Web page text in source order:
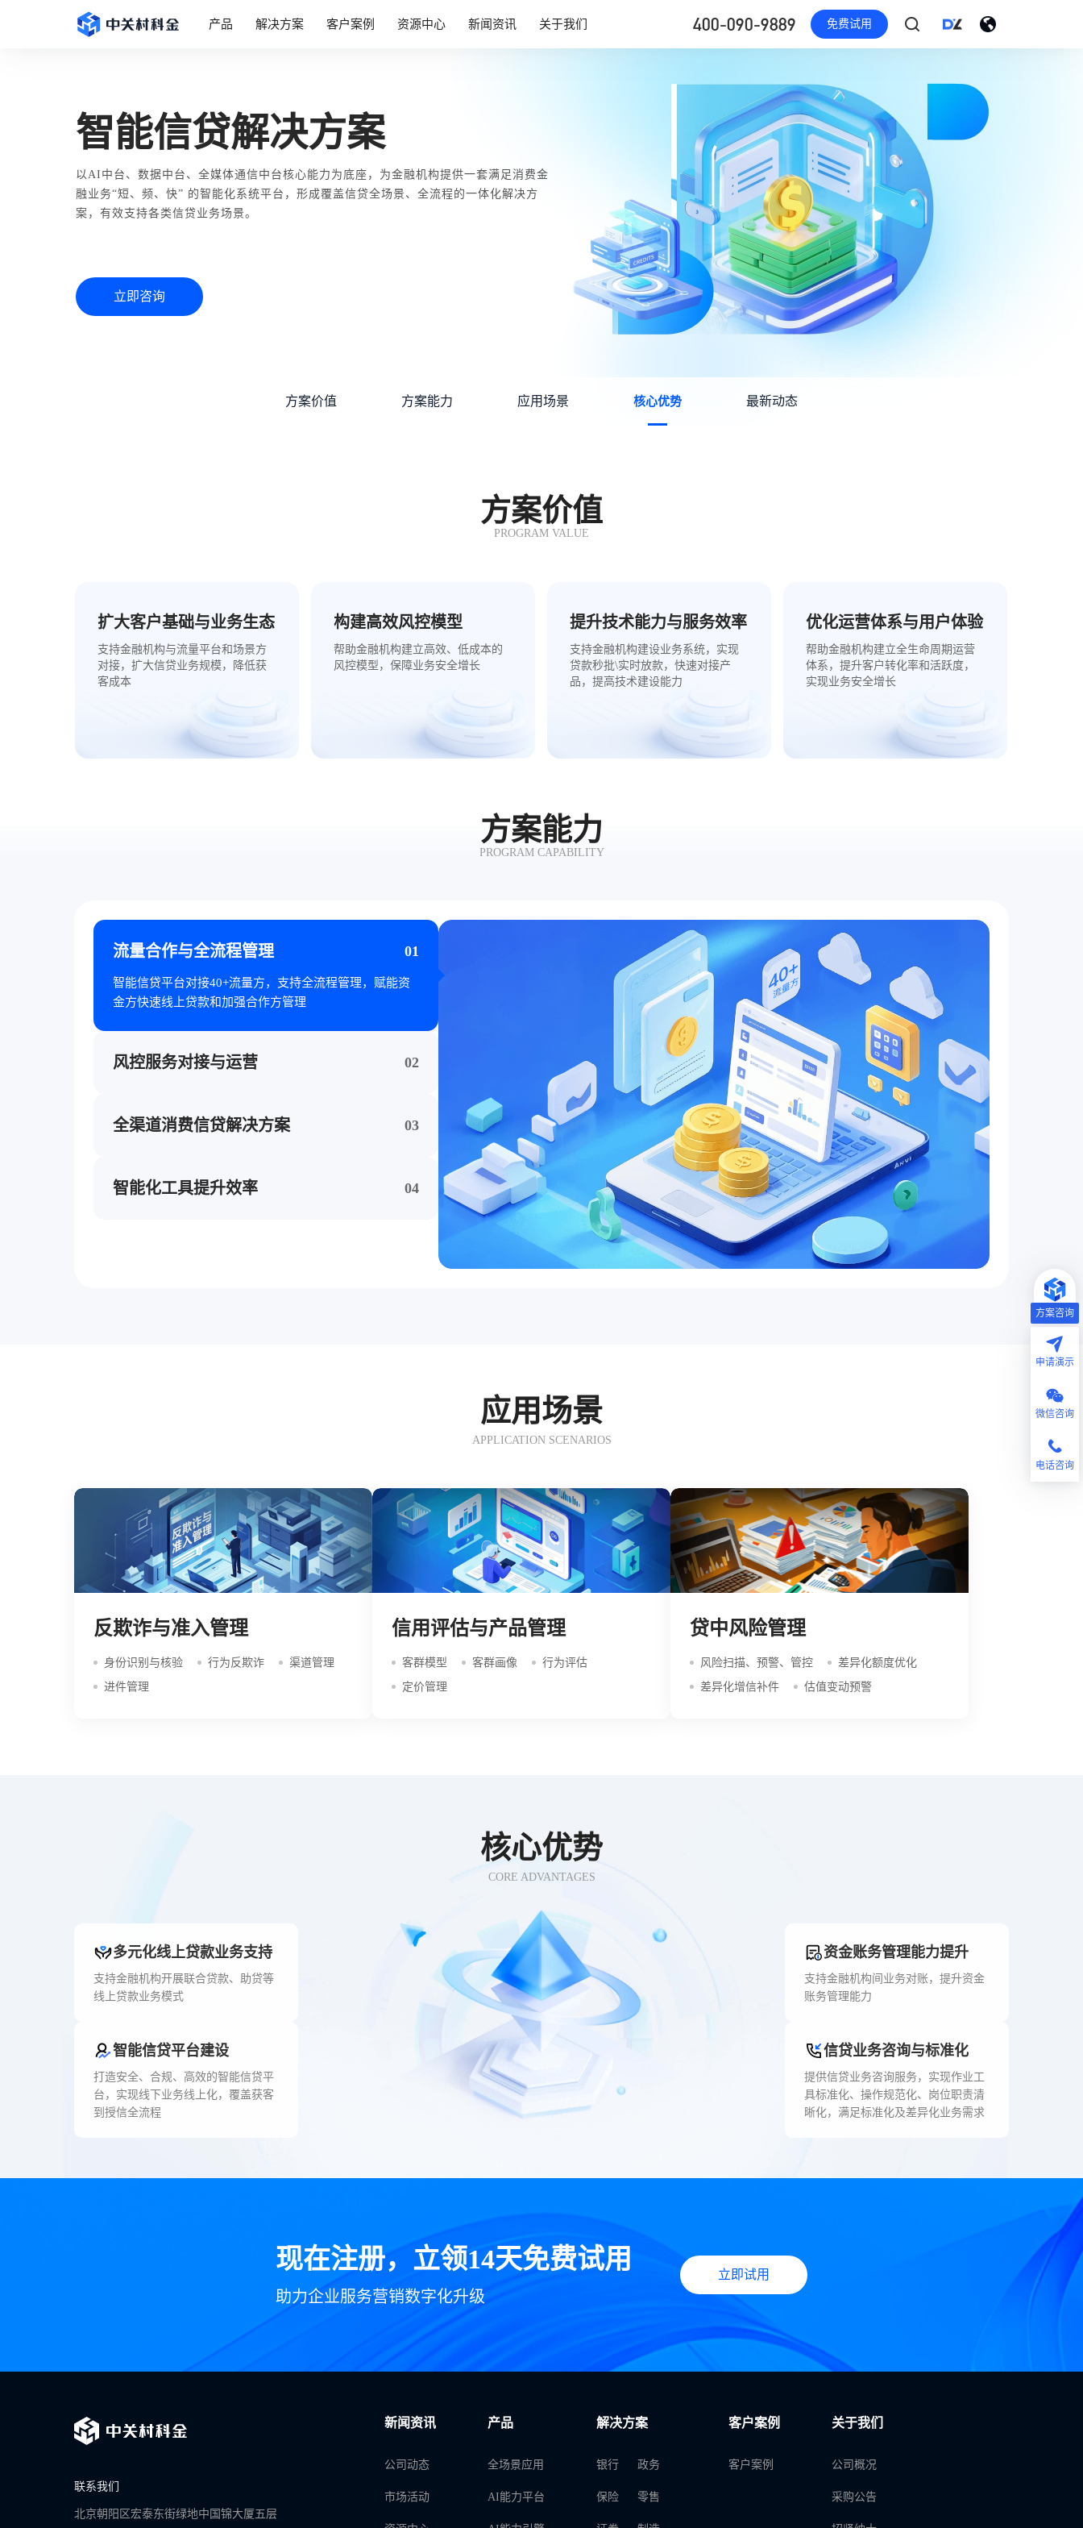
产品 解决方案 客户案例 资源中心 新闻资讯 关于我们 400-090-9889 免费试用
智能信贷解决方案
以AI中台、数据中台、全媒体通信中台核心能力为底座，为金融机构提供一套满足消费金
融业务“短、频、快” 的智能化系统平台，形成覆盖信贷全场景、全流程的一体化解决方
案，有效支持各类信贷业务场景。
立即咨询
方案价值 方案能力 应用场景 核心优势 最新动态
方案价值
PROGRAM VALUE
扩大客户基础与业务生态
支持金融机构与流量平台和场景方
对接，扩大信贷业务规模，降低获
客成本
构建高效风控模型
帮助金融机构建立高效、低成本的
风控模型，保障业务安全增长
提升技术能力与服务效率
支持金融机构建设业务系统，实现
贷款秒批\实时放款，快速对接产
品，提高技术建设能力
优化运营体系与用户体验
帮助金融机构建立全生命周期运营
体系，提升客户转化率和活跃度，
实现业务安全增长
方案能力
PROGRAM CAPABILITY
流量合作与全流程管理 01
智能信贷平台对接40+流量方，支持全流程管理，赋能资
金方快速线上贷款和加强合作方管理
风控服务对接与运营 02
全渠道消费信贷解决方案 03
APP、小程序和物联网终端，快速对接资金方内部系统
智能化工具提升效率 04
应用场景
APPLICATION SCENARIOS
反欺诈与准入管理
身份识别与核验 行为反欺诈
渠道管理
进件管理
信用评估与产品管理
客群模型 客群画像
行为评估
定价管理
贷中风险管理
风险扫描、预警、管控
差异化额度优化
差异化增信补件
估值变动预警
核心优势
CORE ADVANTAGES
多元化线上贷款业务支持
支持金融机构开展联合贷款、助贷等
线上贷款业务模式
智能信贷平台建设
打造安全、合规、高效的智能信贷平
台，实现线下业务线上化，覆盖获客
到授信全流程
资金账务管理能力提升
支持金融机构间业务对账，提升资金
账务管理能力
信贷业务咨询与标准化
提供信贷业务咨询服务，实现作业工
具标准化、操作规范化、岗位职责清
晰化，满足标准化及差异化业务需求
现在注册，立领14天免费试用
助力企业服务营销数字化升级
立即试用
联系我们
北京朝阳区宏泰东街绿地中国锦大厦五层
新闻资讯
公司动态
市场活动
产品
全场景应用
AI能力平台
解决方案
银行
保险
政务
零售
客户案例
客户案例
关于我们
公司概况
采购公告
方案咨询
申请演示
微信咨询
电话咨询